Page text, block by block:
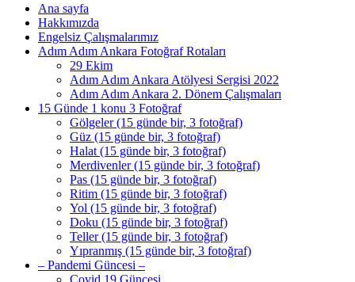
Ana sayfa
Hakkımızda
Engelsiz Çalışmalarımız
Adım Adım Ankara Fotoğraf Rotaları
29 Ekim
Adım Adım Ankara Atölyesi Sergisi 2022
Adım Adım Ankara 2. Dönem Çalışmaları
15 Günde 1 konu 3 Fotoğraf
Gölgeler (15 günde bir, 3 fotoğraf)
Güz (15 günde bir, 3 fotoğraf)
Halat (15 günde bir, 3 fotoğraf)
Merdivenler (15 günde bir, 3 fotoğraf)
Pas (15 günde bir, 3 fotoğraf)
Ritim (15 günde bir, 3 fotoğraf)
Yol (15 günde bir, 3 fotoğraf)
Doku (15 günde bir, 3 fotoğraf)
Teller (15 günde bir, 3 fotoğraf)
Yıpranmış (15 günde bir, 3 fotoğraf)
– Pandemi Güncesi –
Covid 19 Güncesi